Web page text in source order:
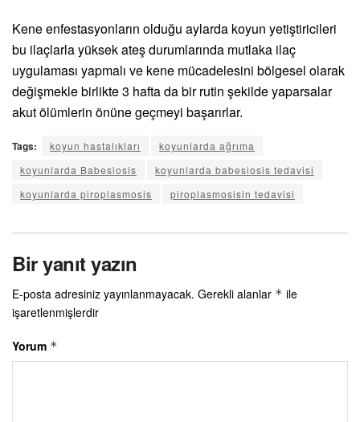
Kene enfestasyonların olduğu aylarda koyun yetiştiricileri
bu ilaçlarla yüksek ateş durumlarında mutlaka ilaç
uygulaması yapmalı ve kene mücadelesini bölgesel olarak
değişmekle birlikte 3 hafta da bir rutin şekilde yaparsalar
akut ölümlerin önüne geçmeyi başarırlar.
Tags: koyun hastalıkları
koyunlarda ağrıma
koyunlarda Babesiosis
koyunlarda babesiosis tedavisi
koyunlarda piroplasmosis
piroplasmosisin tedavisi
Bir yanıt yazın
E-posta adresiniz yayınlanmayacak. Gerekli alanlar * ile
işaretlenmişlerdir
Yorum *